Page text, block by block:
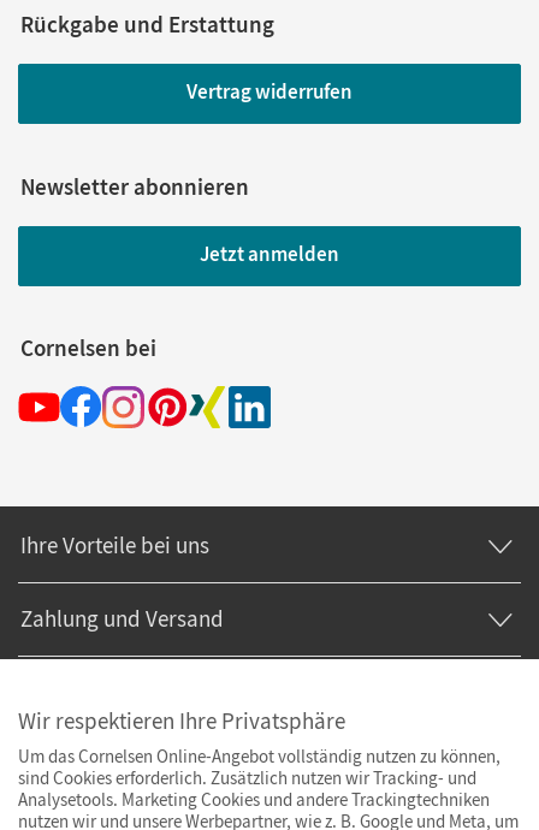
Rückgabe und Erstattung
Vertrag widerrufen
Newsletter abonnieren
Jetzt anmelden
Cornelsen bei
Ihre Vorteile bei uns
Zahlung und Versand
Wir respektieren Ihre Privatsphäre
Um das Cornelsen Online-Angebot vollständig nutzen zu können,
sind Cookies erforderlich. Zusätzlich nutzen wir Tracking- und
Analysetools. Marketing Cookies und andere Trackingtechniken
nutzen wir und unsere Werbepartner, wie z. B. Google und Meta, um